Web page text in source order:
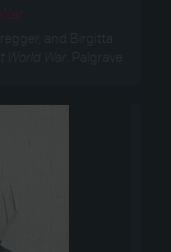
and Birgitta
War
. Palgrave